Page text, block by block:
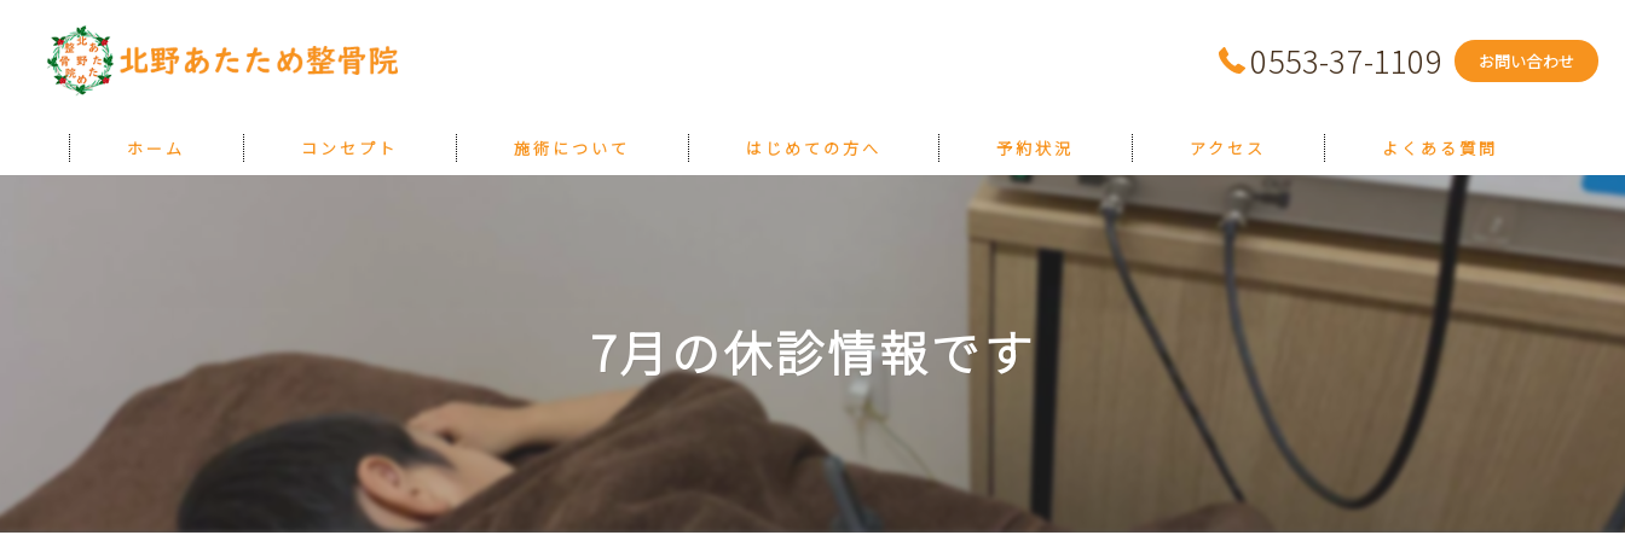
0553-37-1109 お問い合わせ
ホーム コンセプト 施術について はじめての方へ 予約状況 アクセス よくある質問
7月の休診情報です